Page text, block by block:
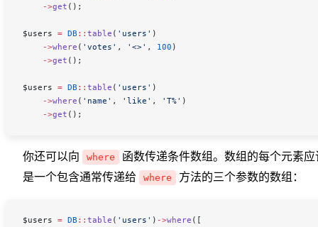
    ->
get ();
$users = DB :: table ( 'users' )
    ->
where ( 'votes' , '<>' , 100 )
    ->
get ();
$users = DB :: table ( 'users' )
    ->
where ( 'name' , 'like' , 'T%' )
    ->
get ();
你还可以向 where
函数传递条件数组。数组的每个元素应
是一个包含通常传递给
where 方法的三个参数的数组：
$users = DB :: table ( 'users' ) ->where ([